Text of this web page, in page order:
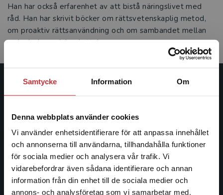
Samtycke Information Om
Denna webbplats använder cookies
Vi använder enhetsidentifierare för att anpassa innehållet
och annonserna till användarna, tillhandahålla funktioner
för sociala medier och analysera vår trafik. Vi
vidarebefordrar även sådana identifierare och annan
information från din enhet till de sociala medier och
annons- och analysföretag som vi samarbetar med.
Begränsad fraktregion
Han har också erfarenhet av att bistå näringslivet med
råd. Han har skrivit böcker om rättsvetenskaplig metod,
om proaktiv rättsanvändning och om sambandet mellan
redovisning och beskattning.
Studentlitteratur
ledande utbildningsförlag. Med läromedel, kurslitteratur,
facklitteratur, utbildningar och digitala
informationstjänster i utbudet, finns Studentlitteratur med
längs hela kunskapsresan.
Kontakta oss